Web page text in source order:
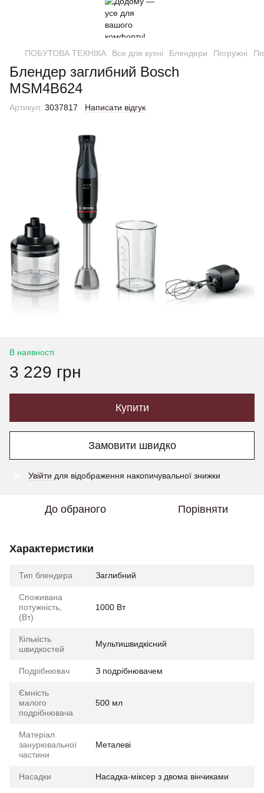
ПОБУТОВА ТЕХНІКА Все для кухні Блендери Погружні
Блендер заглибний Bosch
MSM4B624
Артикул: 3037817 Написати відгук
В наявності
3 229 грн
Купити
Замовити швидко
Увійти для відображення накопичувальної знижки
До обраного Порівняти
Характеристики
Тип блендера Заглибний
Споживана
потужність,
(Вт)
1000 Вт
Кількість
швидкостей
Мультишвидкісний
Подрібнювач З подрібнювачем
Ємність
малого
подрібнювача
500 мл
Матеріал
занурювальної
частини
Металеві
Насадки Насадка-міксер з двома вінчиками